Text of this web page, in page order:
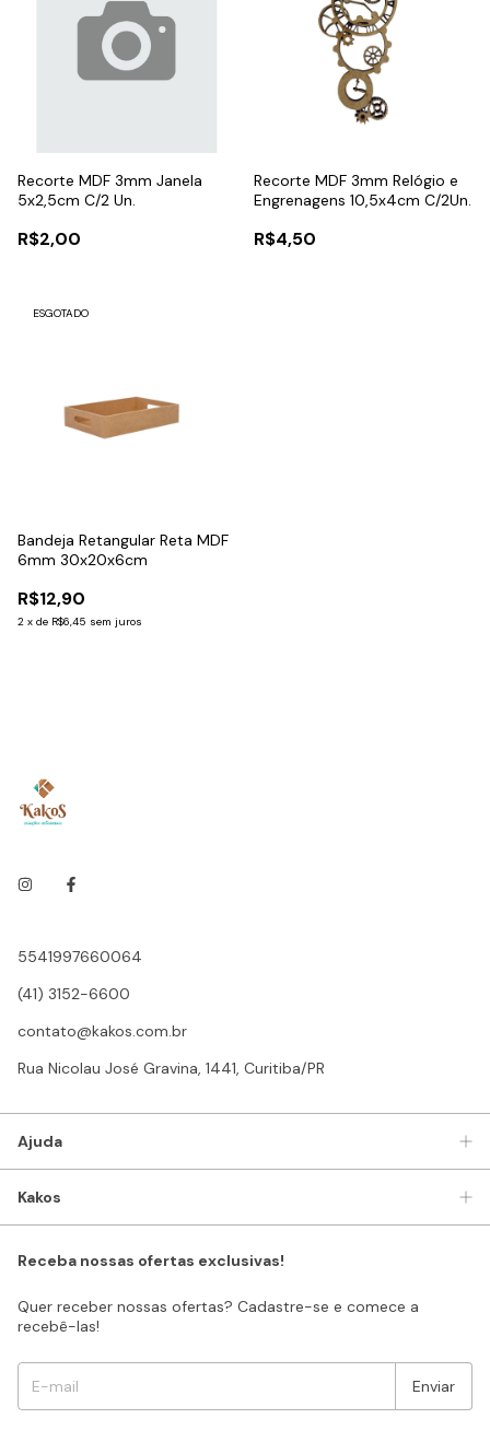
Recorte MDF 3mm Janela
5x2,5cm C/2 Un.
R$2,00
Recorte MDF 3mm Relógio e
Engrenagens 10,5x4cm C/2Un.
R$4,50
ESGOTADO
Bandeja Retangular Reta MDF
6mm 30x20x6cm
R$12,90
2 x de R$6,45 sem juros
5541997660064
(41) 3152-6600
contato@kakos.com.br
Rua Nicolau José Gravina, 1441, Curitiba/PR
Ajuda
Kakos
Receba nossas ofertas exclusivas!
Quer receber nossas ofertas? Cadastre-se e comece a
recebê-las!